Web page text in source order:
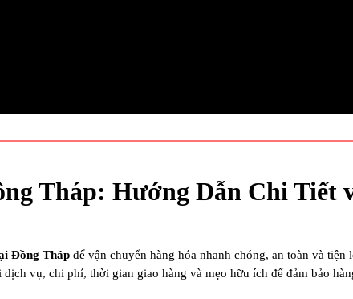
Tháp: Hướng Dẫn Chi Tiết
Đồng Thápđể vận chuyển hàng hóa nhanh chóng, an toàn và tiện
vụ, chi phí, thời gian giao hàng và mẹo hữu ích để đảm bảo